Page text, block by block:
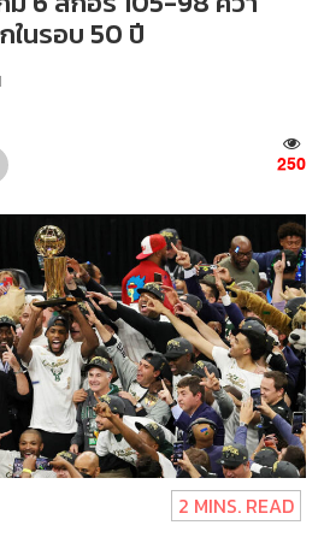
ในรอบ 50 ปี
250
2 MINS. READ